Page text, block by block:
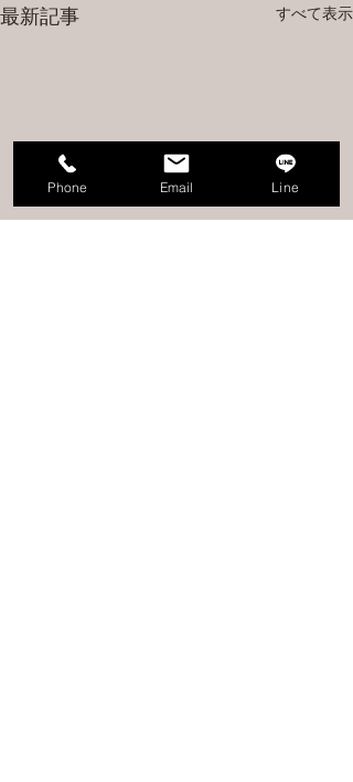
最新記事 すべて表示
Phone Email Line